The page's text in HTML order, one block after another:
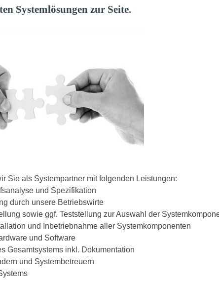
Systemlösungen zur Seite.
Sie als Systempartner mit folgenden Leistungen:
und Spezifikation
durch unsere Betriebswirte
sowie ggf. Teststellung zur Auswahl der
und Inbetriebnahme aller Systemkomponenten
und Software
Gesamtsystems inkl. Dokumentation
und Systembetreuern